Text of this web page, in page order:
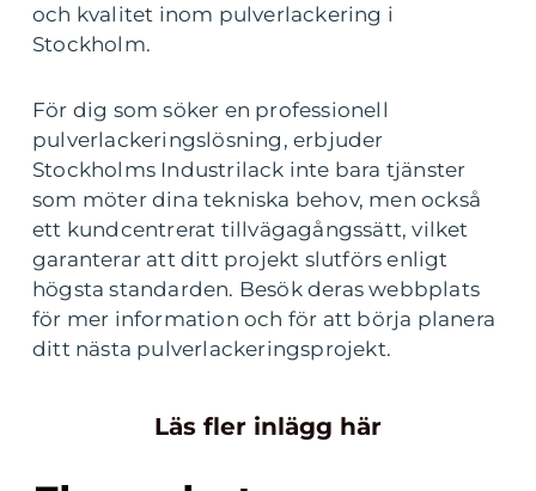
och kvalitet inom pulverlackering i
Stockholm.
För dig som söker en professionell
pulverlackeringslösning, erbjuder
Stockholms Industrilack inte bara tjänster
som möter dina tekniska behov, men också
ett kundcentrerat tillvägagångssätt, vilket
garanterar att ditt projekt slutförs enligt
högsta standarden. Besök deras webbplats
för mer information och för att börja planera
ditt nästa pulverlackeringsprojekt.
Läs fler inlägg här